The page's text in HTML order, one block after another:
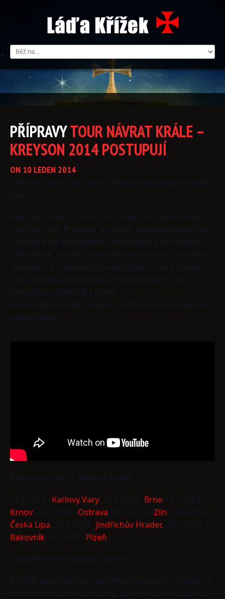
PŘÍPRAVYTOURNÁVRATKRÁLE –
KREYSON 2014POSTUPUJÍ
ON 10 LEDEN 2014
Přípravy se na tour Návrat Krále se dostávají do další
fáze.
MgA. Jan Jírovec, tvůrce soch např. pro filmy Narnia,
Vetřelec vers. Predátor a dalších, představil další část
své práce na Archandělovi Michaelovi pro Kreyson.
Láďa Křížek a další členové teamu Kreyson byli velmi
spokojení a v ateliéru byla atmosféra, která slibuje
velký zážitek pro fanoušky. Vychutnejte si tuto
atmosféru společně s námi!
Archanděl Michael i Kreyson se těší se na setkání na
koncertech!
Kreyson tour – Návrat Krále
25.1.2014 –Karlovy Vary, 13.2.2014 –Brno,14.2.2014 –
Krnov, 20.2.2014 –Ostrava, 21.2.2014 –Zlín, 14.3.2014 –
Česká Lípa, 22.3.2014 –Jindřichův Hradec, 29.3.2014 –
Rakovník, 4.4.2014 –Plzeň
Speciální host: Absolut Deafers
Důležité upozornění pro návštěvníky koncertů: vzhledem k
náročnosti připravované scény, bude Kreyson vystupovat